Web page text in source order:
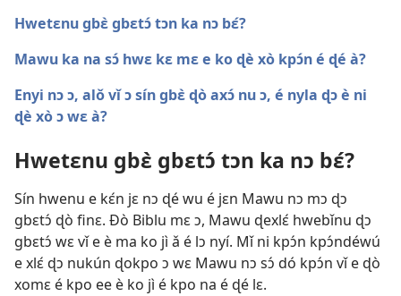
Hwetɛnu gbɛ̀ gbɛtɔ́ tɔn ka nɔ bɛ́?
Mawu ka na sɔ́ hwɛ kɛ mɛ e ko ɖè xò kpɔ́n é ɖé à?
Enyi nɔ ɔ, alǒ vǐ ɔ sín gbɛ̀ ɖò axɔ́ nu ɔ, é nyla ɖɔ è ni
ɖè xò ɔ wɛ à?
Hwetɛnu gbɛ̀ gbɛtɔ́ tɔn ka nɔ bɛ́?
Sín hwenu e kɛ́n jɛ nɔ ɖé wu é jɛn Mawu nɔ mɔ ɖɔ
gbɛtɔ́ ɖò finɛ. Ðò Biblu mɛ ɔ, Mawu ɖexlɛ́ hwebǐnu ɖɔ
gbɛtɔ́ wɛ vǐ e è ma ko jì ǎ é lɔ nyí. Mǐ ni kpɔ́n kpɔ́ndéwú
e xlɛ́ ɖɔ nukún ɖokpo ɔ wɛ Mawu nɔ sɔ́ dó kpɔ́n vǐ e ɖò
xomɛ é kpo ee è ko jì é kpo na é ɖé lɛ.